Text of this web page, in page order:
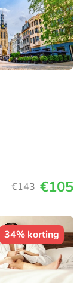
€143 €105
34% korting